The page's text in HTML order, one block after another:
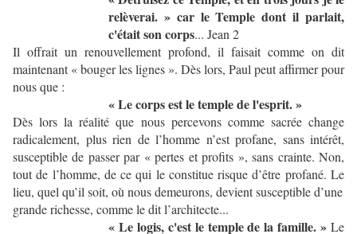
relèverai. » car le Temple dont il parlait,
c'était son corps... Jean 2
Il offrait un renouvellement profond, il faisait comme on dit
maintenant « bouger les lignes ». Dès lors, Paul peut affirmer pour
nous que :
« Le corps est le temple de l'esprit. »
Dès lors la réalité que nous percevons comme sacrée change
radicalement, plus rien de l’homme n’est profane, sans intérêt,
susceptible de passer par « pertes et profits », sans crainte. Non,
tout de l’homme, de ce qui le constitue risque d’être profané. Le
lieu, quel qu’il soit, où nous demeurons, devient susceptible d’une
grande richesse, comme le dit l’architecte...
« Le logis, c'est le temple de la famille. » Le